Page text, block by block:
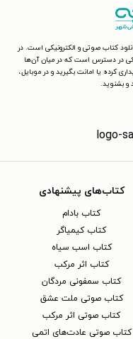
کتاب صوتی و الکترونیکی است. در
در دسترس است که در میان آن‌ها
کرده یا امانت بگیرید و در موبایل،
و بشنوید.
کتاب‌های پیشنهادی
کتاب بادام
کتاب کیمیاگر
کتاب اسب سیاه
کتاب اثر مرکب
کتاب سمفونی مردگان
کتاب صوتی ملت عشق
کتاب صوتی اثر مرکب
کتاب صوتی عادت‌های اتمی